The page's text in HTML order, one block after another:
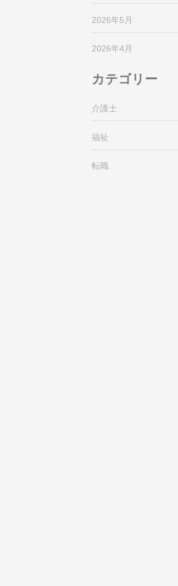
2026年5月
2026年4月
カテゴリー
介護士
福祉
転職